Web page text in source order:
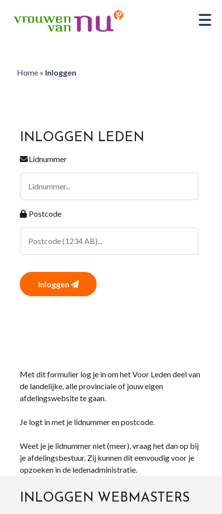
Home» Inloggen
INLOGGEN LEDEN
Lidnummer
Postcode
Inloggen
Met dit formulier log je in om het Voor Leden deel van
de landelijke, alle provinciale of jouw eigen
afdelingswebsite te gaan.
Je logt in met je lidnummer en postcode.
Weet je je lidnummer niet (meer), vraag het dan op bij
je afdelingsbestuur. Zij kunnen dit eenvoudig voor je
opzoeken in de ledenadministratie.
INLOGGEN WEBMASTERS